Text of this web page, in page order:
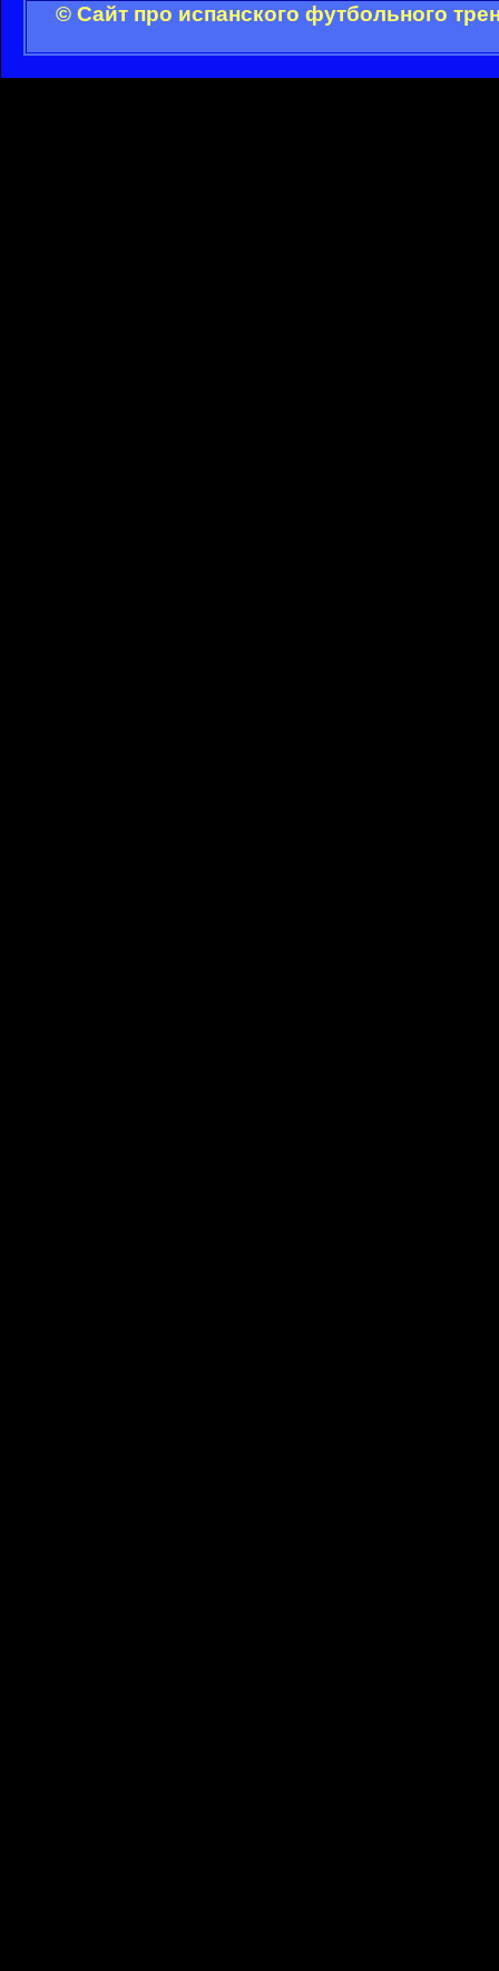
© Сайт про испанского футбольного